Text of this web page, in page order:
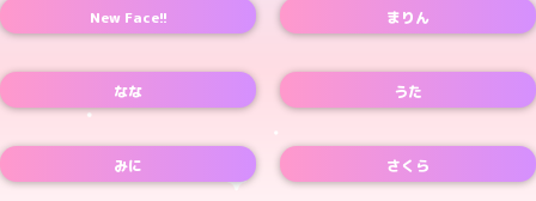
New Face!! まりん
なな うた
みに さくら